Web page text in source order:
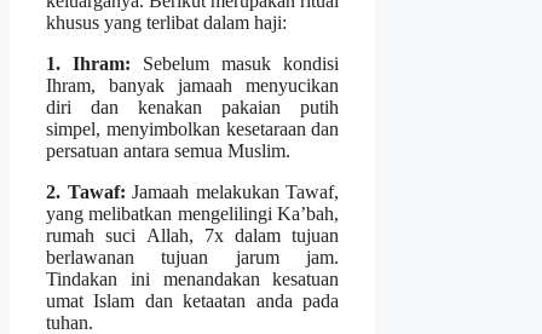
khusus yang terlibat dalam haji:
1. Ihram: Sebelum masuk kondisi
Ihram, banyak jamaah menyucikan
diri dan kenakan pakaian putih
simpel, menyimbolkan kesetaraan dan
persatuan antara semua Muslim.
2. Tawaf: Jamaah melakukan Tawaf,
yang melibatkan mengelilingi Ka’bah,
rumah suci Allah, 7x dalam tujuan
berlawanan tujuan jarum jam.
Tindakan ini menandakan kesatuan
umat Islam dan ketaatan anda pada
tuhan.